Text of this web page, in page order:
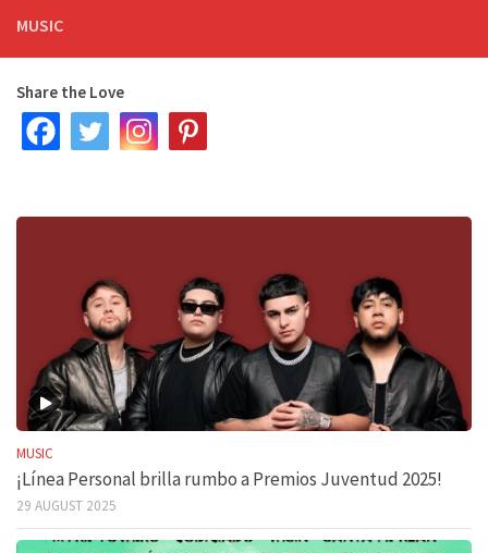
MUSIC
Share the Love
MUSIC
¡Línea Personal brilla rumbo a Premios Juventud 2025!
29 AUGUST 2025